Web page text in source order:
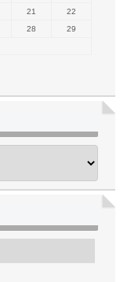
21
22
28
29